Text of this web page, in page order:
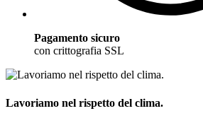
Pagamento sicuro
con crittografia SSL
Lavoriamo nel rispetto del clima.